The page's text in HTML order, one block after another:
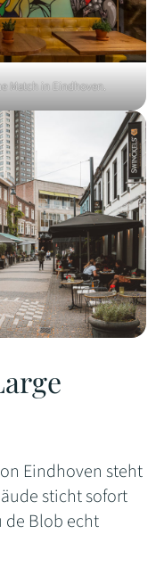
Match in Eindhoven.
Eindhoven steht
sticht sofort
de Blob echt